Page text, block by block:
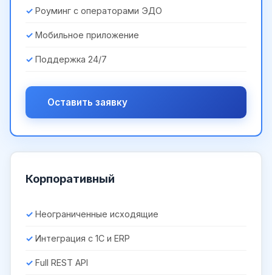
Роуминг с операторами ЭДО
Мобильное приложение
Поддержка 24/7
Оставить заявку
Корпоративный
Неограниченные исходящие
Интеграция с 1С и ERP
Full REST API